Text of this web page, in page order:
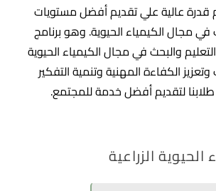
عالية علي تقديم أفضل مستويات
في مجال الكيمياء الحيوية. وهو برنامج
والبحث في مجال الكيمياء الحيوية
الكفاءة المهنية وتنمية التفكير
لتقديم أفضل خدمة للمجتمع.
الزراعية